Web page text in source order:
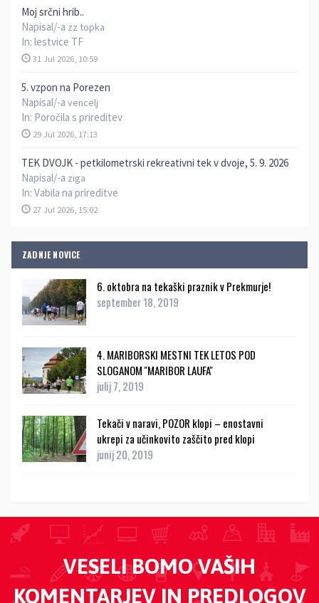
Moj srčni hrib..
Napisal/-a zz topka
In: lestvice TF
31 Jul 2026, 10:59
5. vzpon na Porezen
Napisal/-a vencelj
In: Poročila s prireditev
29 Jul 2026, 17:13
TEK DVOJK - petkilometrski rekreativni tek v dvoje, 5. 9. 2026
Napisal/-a ziga
In: Vabila na prireditve
27 Jul 2026, 15:02
ZADNJE NOVICE
6. oktobra na tekaški praznik v Prekmurje!
september 18, 2019
4. MARIBORSKI MESTNI TEK LETOS POD
SLOGANOM ''MARIBOR LAUFA''
julij 7, 2019
Tekači v naravi, POZOR klopi – enostavni
ukrepi za učinkovito zaščito pred klopi
junij 20, 2019
VESELI BOMO VAŠIH
KOMENTARJEV IN PREDLOGOV